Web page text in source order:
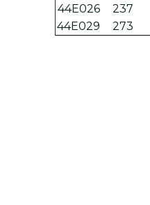
44E026
237
44E029
273